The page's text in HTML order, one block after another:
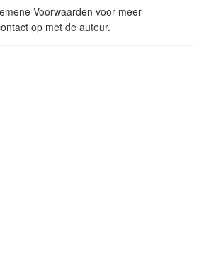
Voorwaarden voor meer
op met de auteur.